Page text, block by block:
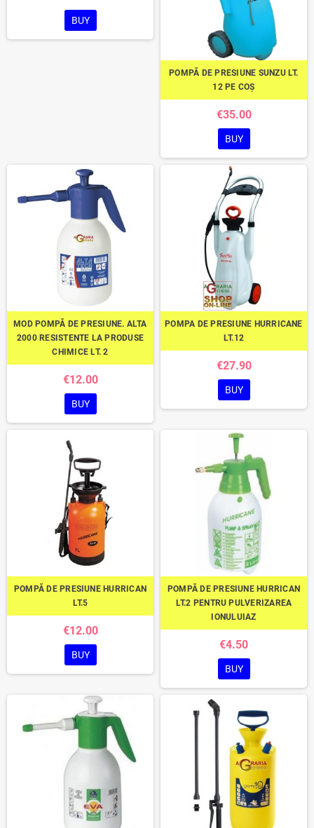
BUY
POMPĂ DE PRESIUNE SUNZU LT.
12 PE COȘ
€35.00
BUY
MOD POMPĂ DE PRESIUNE. ALTA
2000 RESISTENTE LA PRODUSE
CHIMICE LT. 2
€12.00
BUY
POMPA DE PRESIUNE HURRICANE
LT.12
€27.90
BUY
POMPĂ DE PRESIUNE HURRICAN
LT.5
€12.00
BUY
POMPĂ DE PRESIUNE HURRICAN
LT.2 PENTRU PULVERIZAREA
IONULUIAZ
€4.50
BUY